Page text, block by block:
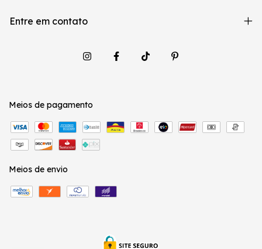
Entre em contato
Meios de pagamento
Meios de envio